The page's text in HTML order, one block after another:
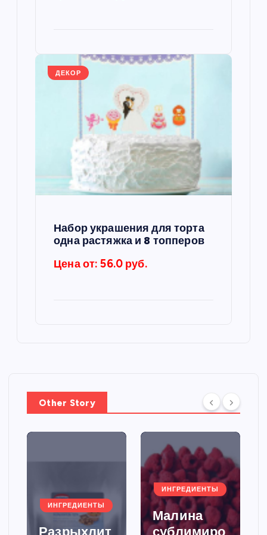
ДЕКОР
Набор украшения для торта
одна растяжка и 8 топперов
Цена от: 56.0 руб.
Other Story
ИНГРЕДИЕНТЫ
ИНГРЕДИЕНТЫ
Малина